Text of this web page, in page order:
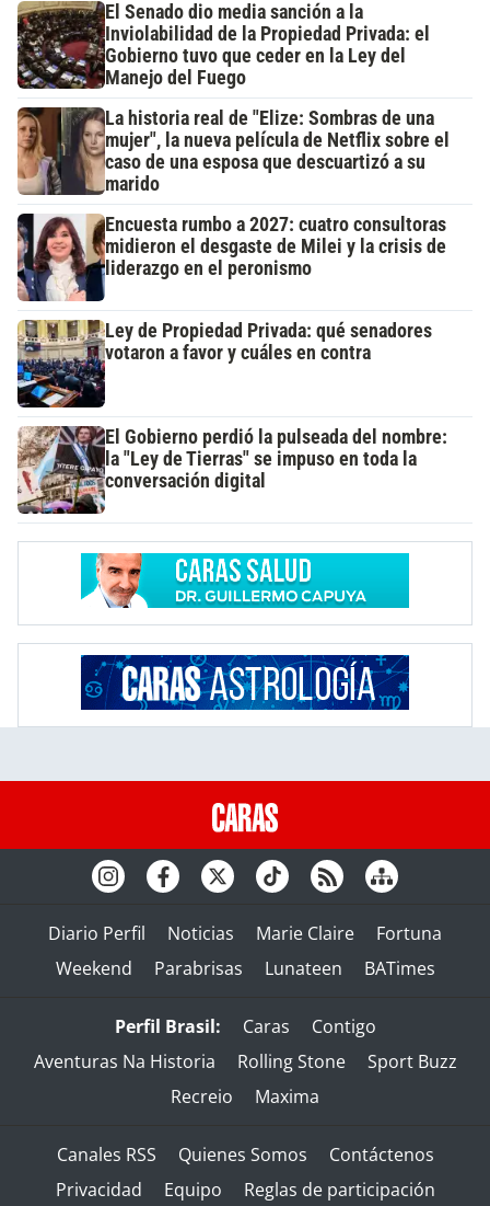
El Senado dio media sanción a la
Inviolabilidad de la Propiedad Privada: el
Gobierno tuvo que ceder en la Ley del
Manejo del Fuego
La historia real de "Elize: Sombras de una
mujer", la nueva película de Netflix sobre el
caso de una esposa que descuartizó a su
marido
Encuesta rumbo a 2027: cuatro consultoras
midieron el desgaste de Milei y la crisis de
liderazgo en el peronismo
Ley de Propiedad Privada: qué senadores
votaron a favor y cuáles en contra
El Gobierno perdió la pulseada del nombre:
la "Ley de Tierras" se impuso en toda la
conversación digital
Diario Perfil Noticias Marie Claire
Fortuna
Weekend
Parabrisas Lunateen BATimes
Perfil Brasil: Caras
Contigo
Aventuras Na Historia
Rolling Stone
Sport Buzz
Recreio
Maxima
Canales RSS Quienes Somos
Contáctenos
Privacidad
Equipo Reglas de participación